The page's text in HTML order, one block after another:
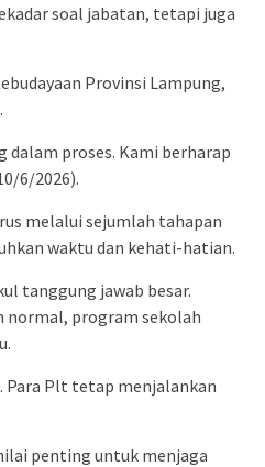
soal jabatan, tetapi juga
Provinsi Lampung,
proses. Kami berharap
6/2026).
melalui sejumlah tahapan
waktu dan kehati-hatian.
tanggung jawab besar.
normal, program sekolah
Para Plt tetap menjalankan
penting untuk menjaga